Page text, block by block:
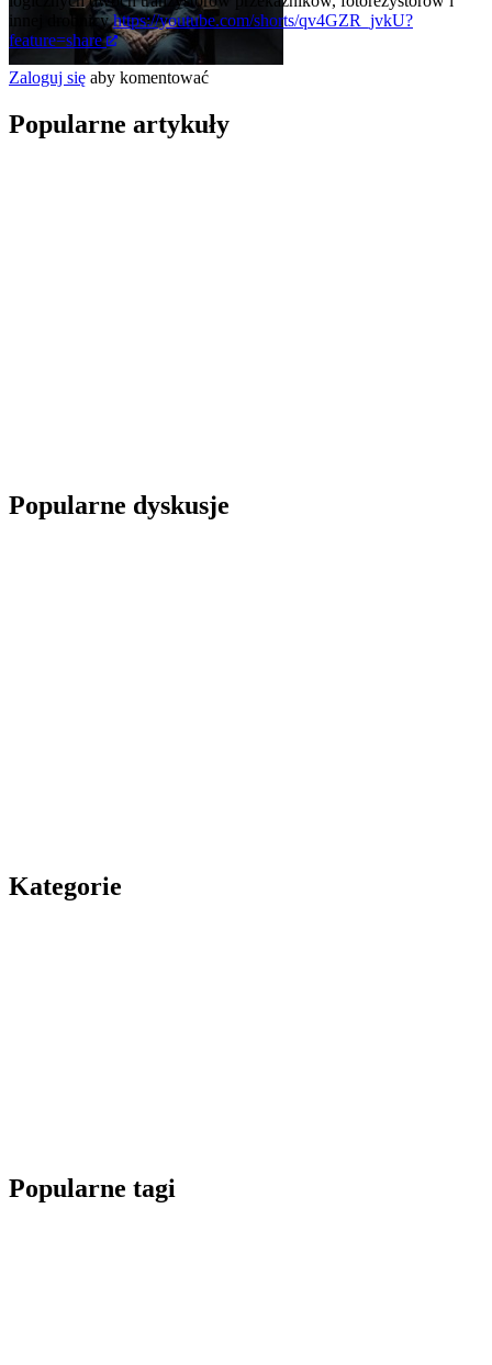
innej drobnicyhttps://youtube.com/shorts/qv4GZR_jvkU?
feature=share
Zaloguj się aby komentować
Popularne artykuły
Popularne dyskusje
Kategorie
Popularne tagi